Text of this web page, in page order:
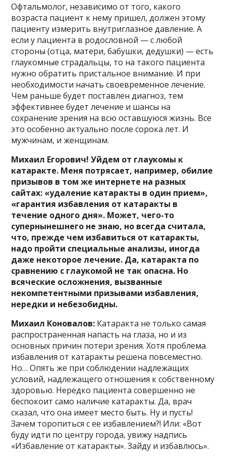
Офтальмолог, независимо от того, какого
возраста пациент к нему пришел, должен этому
пациенту измерить внутриглазное давление. А
если у пациента в родословной — с любой
стороны (отца, матери, бабушки, дедушки) — есть
глаукомные страдальцы, то на такого пациента
нужно обратить пристальное внимание. И при
необходимости начать своевременное лечение.
Чем раньше будет поставлен диагноз, тем
эффективнее будет лечение и шансы на
сохранение зрения на всю оставшуюся жизнь. Все
это особенно актуально после сорока лет. И
мужчинам, и женщинам.
Михаил Егорович! Уйдем от глаукомы к
катаракте. Меня потрясает, например, обилие
призывов в том же интернете на разных
сайтах: «удаление катаракты в один прием»,
«гарантия избавления от катаракты в
течение одного дня». Может, чего-то
супернынешнего не знаю, но всегда считала,
что, прежде чем избавиться от катаракты,
надо пройти специальные анализы, иногда
даже некоторое лечение. Да, катаракта по
сравнению с глаукомой не так опасна. Но
всяческие осложнения, вызванные
некомпетентными призывами избавления,
нередки и небезобидны.
Михаил Коновалов: Катаракта не только самая
распространенная напасть на глаза, но и из
основных причин потери зрения. Хотя проблема
избавления от катаракты решена повсеместно.
Но… Опять же при соблюдении надлежащих
условий, надлежащего отношения к собственному
здоровью. Нередко пациента совершенно не
беспокоит само наличие катаракты. Да, врач
сказал, что она имеет место быть. Ну и пусть!
Зачем торопиться с ее избавлением?! Или: «Вот
буду идти по центру города, увижу надпись
«Избавление от катаракты». Зайду и избавлюсь».